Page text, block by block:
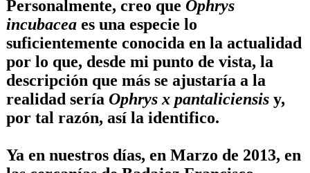
Personalmente, creo que Ophrys
incubacea es una especie lo
suficientemente conocida en la actualidad
por lo que, desde mi punto de vista, la
descripción que más se ajustaría a la
realidad sería Ophrys x pantaliciensis y,
por tal razón, así la identifico.
Ya en nuestros días, en Marzo de 2013, en